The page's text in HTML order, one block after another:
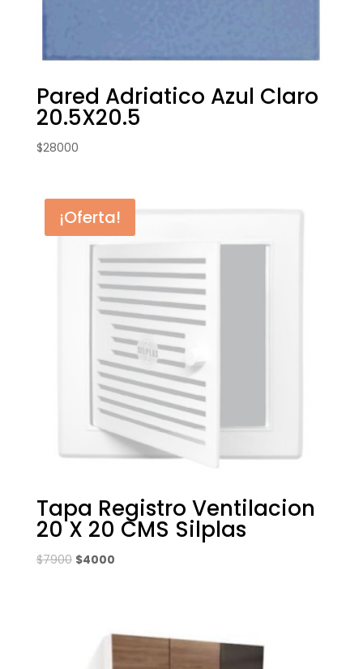
Pared Adriatico Azul Claro
20.5X20.5
$28000
¡Oferta!
Tapa Registro Ventilacion
20 X 20 CMS Silplas
$7900 El
$7900.
$4000El
$4000.